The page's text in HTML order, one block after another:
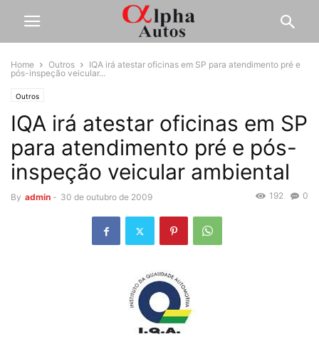
Home Outros
IQA irá atestar oficinas em SP para atendimento pré e
pós-inspeção veicular...
Outros
IQA irá atestar oficinas em SP
para atendimento pré e pós-
inspeção veicular ambiental
By admin - 30 de outubro de 2009 0
192